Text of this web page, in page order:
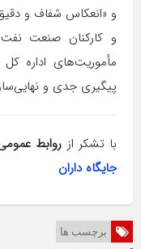
و «انعکاس شفاف و
و کارکنان صنعت
مأموریت‌های اداره
پیگیری جدی و
با تشکر از روابط
جایگاه داران
برچسب ها